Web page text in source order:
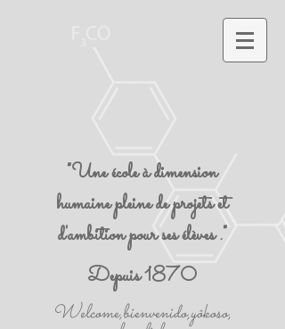
"Une école à dimension
humaine pleine de projets et
d'ambition pour ses élèves ."
Depuis 1870
Welcome,bienvenido,yôkoso,